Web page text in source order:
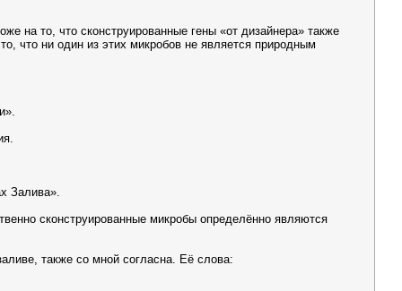
на то, что сконструированные гены «от дизайнера» также
что ни один из этих микробов не является природным
Залива».
сконструированные микробы определённо являются
также со мной согласна. Её слова: